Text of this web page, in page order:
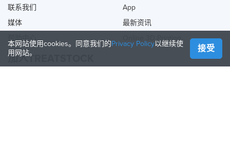
联系我们
媒体
帮助中心
App
最新资讯
Online 3D Printing
加入TREATSTOCK
本网站使用cookies。同意我们的Privacy Policy以继续使
用网站。
接受